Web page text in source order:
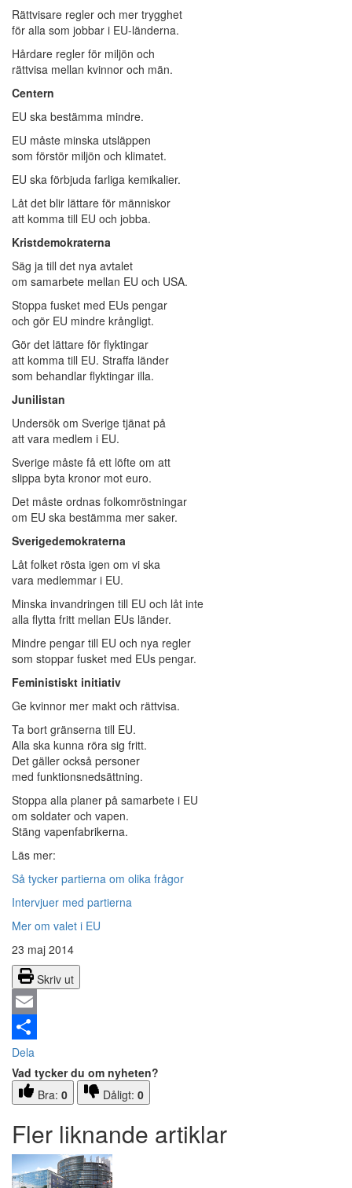
Rättvisare regler och mer trygghet
för alla som jobbar i EU-länderna.
Hårdare regler för miljön och
rättvisa mellan kvinnor och män.
Centern
EU ska bestämma mindre.
EU måste minska utsläppen
som förstör miljön och klimatet.
EU ska förbjuda farliga kemikalier.
Låt det blir lättare för människor
att komma till EU och jobba.
Kristdemokraterna
Säg ja till det nya avtalet
om samarbete mellan EU och USA.
Stoppa fusket med EUs pengar
och gör EU mindre krångligt.
Gör det lättare för flyktingar
att komma till EU. Straffa länder
som behandlar flyktingar illa.
Junilistan
Undersök om Sverige tjänat på
att vara medlem i EU.
Sverige måste få ett löfte om att
slippa byta kronor mot euro.
Det måste ordnas folkomröstningar
om EU ska bestämma mer saker.
Sverigedemokraterna
Låt folket rösta igen om vi ska
vara medlemmar i EU.
Minska invandringen till EU och låt inte
alla flytta fritt mellan EUs länder.
Mindre pengar till EU och nya regler
som stoppar fusket med EUs pengar.
Feministiskt initiativ
Ge kvinnor mer makt och rättvisa.
Ta bort gränserna till EU.
Alla ska kunna röra sig fritt.
Det gäller också personer
med funktionsnedsättning.
Stoppa alla planer på samarbete i EU
om soldater och vapen.
Stäng vapenfabrikerna.
Läs mer:
Så tycker partierna om olika frågor
Intervjuer med partierna
Mer om valet i EU
23 maj 2014
Skriv ut
Email
Dela
Vad tycker du om nyheten?
Bra: 0 Dåligt: 0
Fler liknande artiklar